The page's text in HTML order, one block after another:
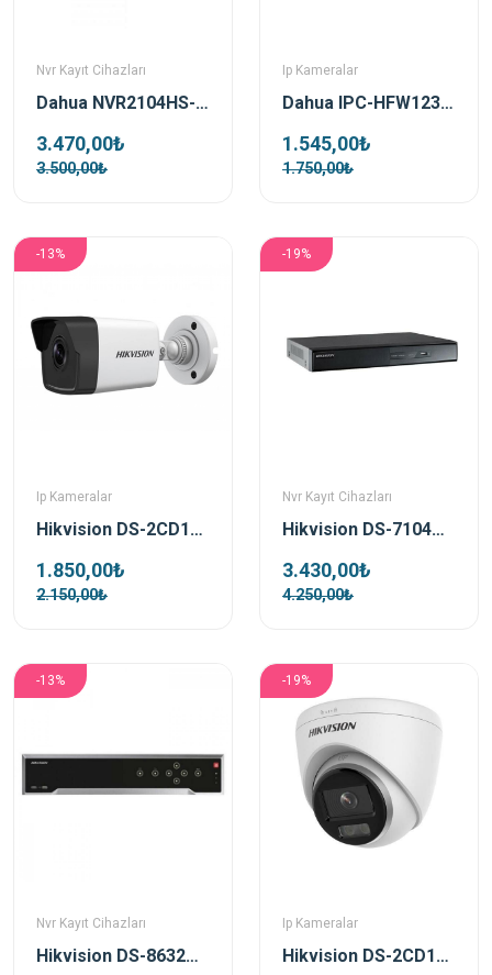
Nvr Kayıt Cihazları
Dahua NVR2104HS-P-T 4 Kanal Poe Nvr Kayıt Cihazı
3.470,00₺
3.500,00₺
Ip Kameralar
Dahua IPC-HFW1230S-S-0280B-S4 2mp 2.8mm IP Kamera
1.545,00₺
1.750,00₺
-13%
Ip Kameralar
Hikvision DS-2CD1043G0-IUF 4Mp 4 Mm Dahili Mikrofonlu Ir Bullet Ip Kamera
1.850,00₺
2.150,00₺
-19%
Nvr Kayıt Cihazları
Hikvision DS-7104NI-Q1/4P/M 4 Kanal Poe Nvr Kayıt Cihazı
3.430,00₺
4.250,00₺
-13%
Nvr Kayıt Cihazları
Hikvision DS-8632NI-I8 32 Kanal Nvr Kayıt Cihazı
-19%
Ip Kameralar
Hikvision DS-2CD1327G0-LUF 2MP 2.8mm Dahili Mikrofonlu ColorVu IP Dome Kamera